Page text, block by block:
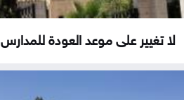
لا تغيير على موعد العودة للمدارس